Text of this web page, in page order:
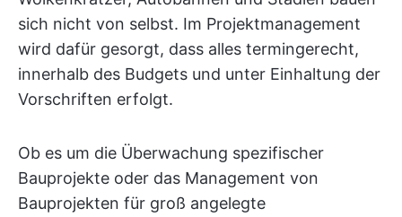
sich nicht von selbst. Im Projektmanagement
wird dafür gesorgt, dass alles termingerecht,
innerhalb des Budgets und unter Einhaltung der
Vorschriften erfolgt.
Ob es um die Überwachung spezifischer
Bauprojekte oder das Management von
Bauprojekten für groß angelegte